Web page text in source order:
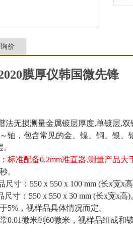
价
膜厚仪韩国微先锋
法无损测量金属镀层厚度,单镀层,双
铀，包含常见的金、镍、铜、银、
标准配备0.2mm准直器,测量产品大
。
寸：550 x 550 x 100 mm (长x宽x高
寸：550 x 550 x 30 mm (长x宽x高)
5%，视样品具体情况而定。
0.01微米到60微米，视样品组成和